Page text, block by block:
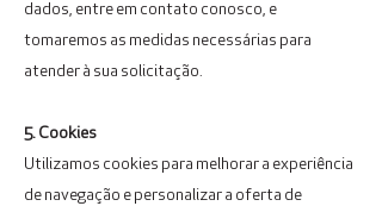
dados, entre em contato conosco, e
tomaremos as medidas necessárias para
atender à sua solicitação.
5. Cookies
Utilizamos cookies para melhorar a experiência
de navegação e personalizar a oferta de